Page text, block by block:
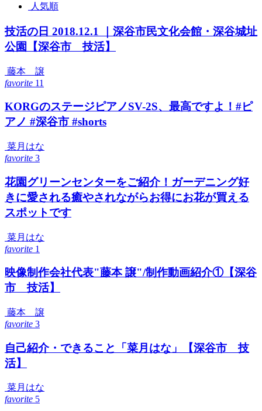
人気順
技活の日 2018.12.1 ｜深谷市民文化会館・深谷城址
公園【深谷市 技活】
藤本 譲
favorite 11
KORGのステージピアノSV-2S、最高ですよ！#ピ
アノ #深谷市 #shorts
菜月はな
favorite 3
花園グリーンセンターをご紹介！ガーデニング好
きに愛される癒やされながらお得にお花が買える
スポットです
菜月はな
favorite 1
映像制作会社代表"藤本 譲"/制作動画紹介①【深谷
市 技活】
藤本 譲
favorite 3
自己紹介・できること「菜月はな」【深谷市 技
活】
菜月はな
favorite 5